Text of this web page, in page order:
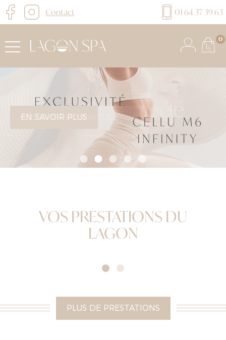
Contact 01 64 37 39 63
0
EN SAVOIR PLUS
VOS PRESTATIONS DU
LAGON
PLUS DE PRESTATIONS